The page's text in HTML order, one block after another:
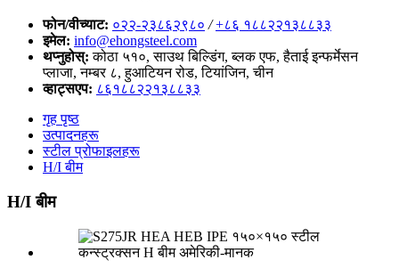
फोन/वीच्याट: ०२२-२३८६२९८० / +८६ १८८२२१३८८३३
इमेल: info@ehongsteel.com
थप्नुहोस्: कोठा ५१०, साउथ बिल्डिंग, ब्लक एफ, हैताई इन्फर्मेसन
प्लाजा, नम्बर ८, हुआटियन रोड, टियांजिन, चीन
व्हाट्सएप: ८६१८८२२१३८८३३
गृह पृष्ठ
उत्पादनहरू
स्टील प्रोफाइलहरू
H/I बीम
H/I बीम